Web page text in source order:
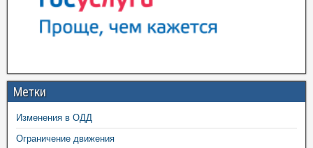
Метки
Изменения в ОДД
Ограничение движения